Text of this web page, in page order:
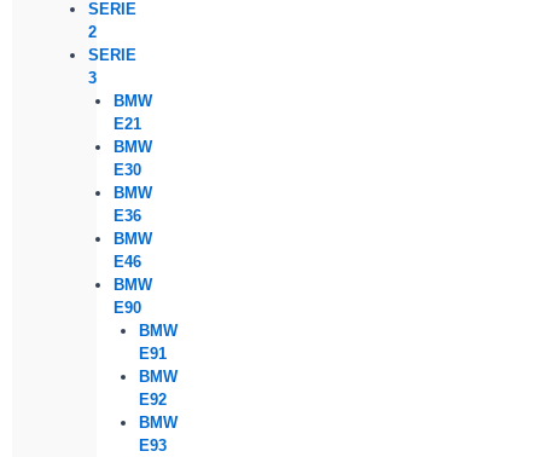
SERIE
2
SERIE
3
BMW
E21
BMW
E30
BMW
E36
BMW
E46
BMW
E90
BMW
E91
BMW
E92
BMW
E93